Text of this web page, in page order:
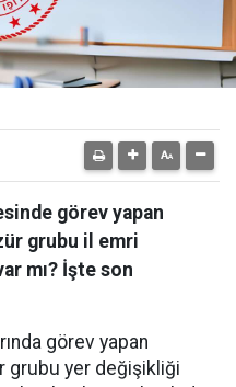
görev yapan
grubu il emri
mı? İşte son
görev yapan
grubu yer değişikliği